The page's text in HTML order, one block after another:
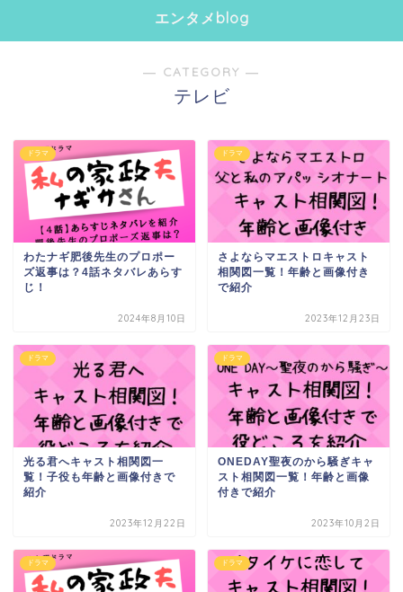
エンタメblog
― CATEGORY ―
テレビ
ドラマ
わたナギ肥後先生のプロポー
ズ返事は？4話ネタバレあらす
じ！
2024年8月10日
ドラマ
さよならマエストロキャスト
相関図一覧！年齢と画像付き
で紹介
2023年12月23日
ドラマ
光る君へキャスト相関図一
覧！子役も年齢と画像付きで
紹介
2023年12月22日
ドラマ
ONEDAY聖夜のから騒ぎキャ
スト相関図一覧！年齢と画像
付きで紹介
2023年10月2日
ドラマ ドラマ